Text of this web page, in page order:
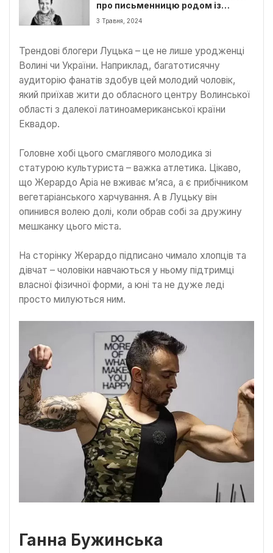
про письменницю родом із
Луцька
3 Травня, 2024
Трендові блогери Луцька – це не лише уродженці
Волині чи України. Наприклад, багатотисячну
аудиторію фанатів здобув цей молодий чоловік,
який приїхав жити до обласного центру Волинської
області з далекої латиноамериканської країни
Еквадор.
Головне хобі цього смаглявого молодика зі
статурою культуриста – важка атлетика. Цікаво,
що Жерардо Аріа не вживає м’яса, а є прибічником
вегетаріанського харчування. А в Луцьку він
опинився волею долі, коли обрав собі за дружину
мешканку цього міста.
На сторінку Жерардо підписано чимало хлопців та
дівчат – чоловіки навчаються у ньому підтримці
власної фізичної форми, а юні та не дуже леді
просто милуються ним.
Ганна Бужинська